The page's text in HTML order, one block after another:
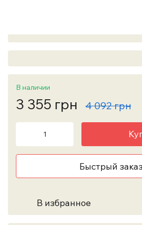
В наличии
3 355 грн 4 092 грн
Быстрый заказ
В избранное